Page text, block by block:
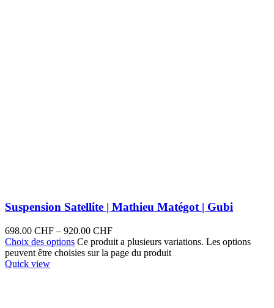
Suspension Satellite | Mathieu Matégot | Gubi
698.00 CHF – 920.00 CHF
Choix des options Ce produit a plusieurs variations. Les options
peuvent être choisies sur la page du produit
Quick view